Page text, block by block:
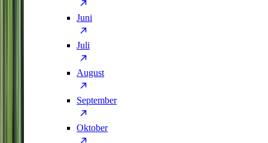
Juni
Juli
August
September
Oktober